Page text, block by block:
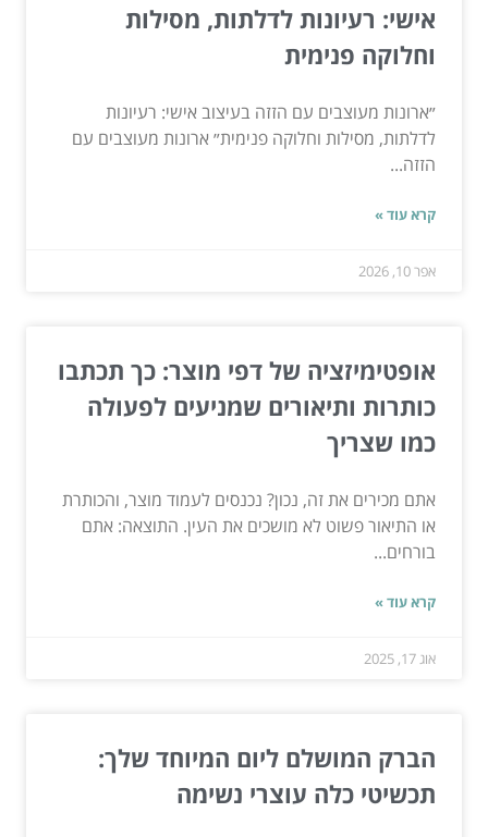
אישי: רעיונות לדלתות, מסילות
וחלוקה פנימית
״ארונות מעוצבים עם הזזה בעיצוב אישי: רעיונות
לדלתות, מסילות וחלוקה פנימית״ ארונות מעוצבים עם
הזזה...
קרא עוד »
אפר 10, 2026
אופטימיזציה של דפי מוצר: כך תכתבו
כותרות ותיאורים שמניעים לפעולה
כמו שצריך
אתם מכירים את זה, נכון? נכנסים לעמוד מוצר, והכותרת
או התיאור פשוט לא מושכים את העין. התוצאה: אתם
בורחים...
קרא עוד »
אוג 17, 2025
הברק המושלם ליום המיוחד שלך:
תכשיטי כלה עוצרי נשימה